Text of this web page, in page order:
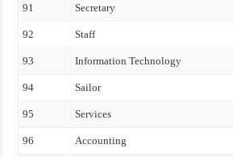
91 Secretary
92 Staff
93 Information Technology
94 Sailor
95 Services
96 Accounting